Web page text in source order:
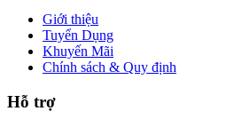
Giới thiệu
Tuyển Dụng
Khuyến Mãi
Chính sách & Quy định
Hỗ trợ